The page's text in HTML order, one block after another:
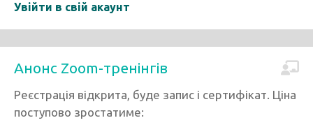
Увійти в свій акаунт
Анонс Zoom-тренінгів
Реєстрація відкрита, буде запис і сертифікат. Ціна
поступово зростатиме: